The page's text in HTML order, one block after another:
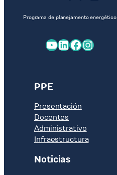
Programa de planejamento energético
YouTube LinkedIn Facebook Instagram
PPE
Presentación
Docentes
Administrativo
Infraestructura
Noticias